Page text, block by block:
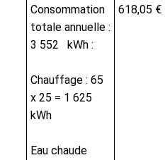
Consommation
totale annuelle :
3 552 kWh :
Chauffage : 65
x 25 = 1 625
kWh
Eau chaude
618,05 €